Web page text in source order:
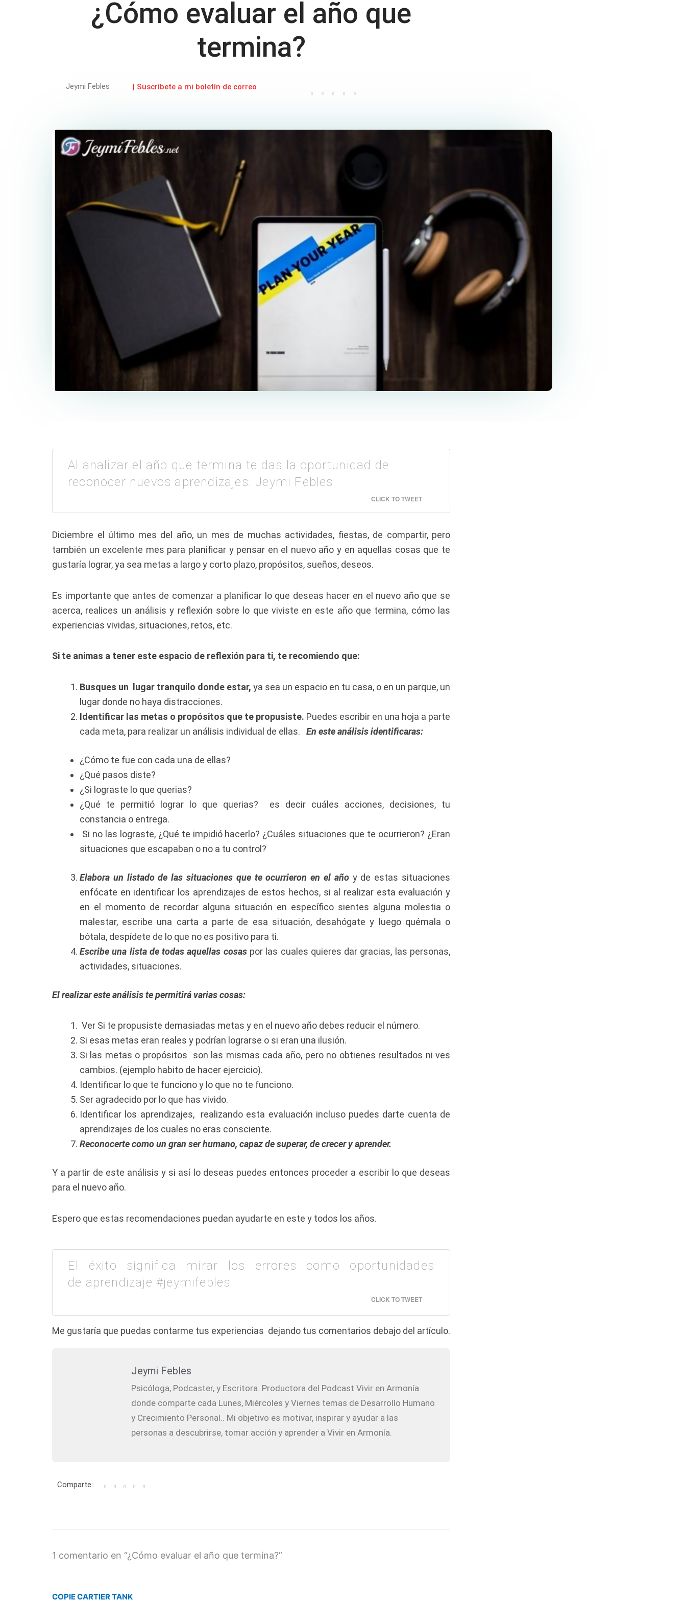
¿Cómo evaluar el año que
termina?
Jeymi Febles | Suscríbete a mi boletín de correo
Al analizar el año que termina te das la oportunidad de
reconocer nuevos aprendizajes. Jeymi Febles
CLICK TO TWEET
Diciembre el último mes del año, un mes de muchas actividades, fiestas, de compartir, pero
también un excelente mes para planificar y pensar en el nuevo año y en aquellas cosas que te
gustaría lograr, ya sea metas a largo y corto plazo, propósitos, sueños, deseos.
Es importante que antes de comenzar a planificar lo que deseas hacer en el nuevo año que se
acerca, realices un análisis y reflexión sobre lo que viviste en este año que termina, cómo las
experiencias vividas, situaciones, retos, etc.
Si te animas a tener este espacio de reflexión para ti, te recomiendo que:
Busques un lugar tranquilo donde estar, ya sea un espacio en tu casa, o en un parque, un
lugar donde no haya distracciones.
Identificar las metas o propósitos que te propusiste. Puedes escribir en una hoja a parte
cada meta, para realizar un análisis individual de ellas. En este análisis identificaras:
¿Cómo te fue con cada una de ellas?
¿Qué pasos diste?
¿Si lograste lo que querias?
¿Qué te permitió lograr lo que querias? es decir cuáles acciones, decisiones, tu
constancia o entrega.
Si no las lograste, ¿Qué te impidió hacerlo? ¿Cuáles situaciones que te ocurrieron? ¿Eran
situaciones que escapaban o no a tu control?
Elabora un listado de las situaciones que te ocurrieron en el añoy de estas situaciones
enfócate en identificar los aprendizajes de estos hechos, si al realizar esta evaluación y
en el momento de recordar alguna situación en específico sientes alguna molestia o
malestar, escribe una carta a parte de esa situación, desahógate y luego quémala o
bótala, despídete de lo que no es positivo para ti.
Escribe una lista de todas aquellas cosas por las cuales quieres dar gracias, las personas,
actividades, situaciones.
El realizar este análisis te permitirá varias cosas:
Ver Si te propusiste demasiadas metas y en el nuevo año debes reducir el número.
Si esas metas eran reales y podrían lograrse o si eran una ilusión.
Si las metas o propósitos son las mismas cada año, pero no obtienes resultados ni ves
cambios. (ejemplo habito de hacer ejercicio).
Identificar lo que te funciono y lo que no te funciono.
Ser agradecido por lo que has vivido.
Identificar los aprendizajes, realizando esta evaluación incluso puedes darte cuenta de
aprendizajes de los cuales no eras consciente.
Reconocerte como un gran ser humano, capaz de superar, de crecer y aprender.
Y a partir de este análisis y si así lo deseas puedes entonces proceder a escribir lo que deseas
para el nuevo año.
Espero que estas recomendaciones puedan ayudarte en este y todos los años.
El éxito significa mirar los errores como oportunidades
de aprendizaje #jeymifebles
CLICK TO TWEET
Me gustaría que puedas contarme tus experiencias dejando tus comentarios debajo del artículo.
Jeymi Febles
Psicóloga, Podcaster, y Escritora. Productora del Podcast Vivir en Armonía
donde comparte cada Lunes, Miércoles y Viernes temas de Desarrollo Humano
y Crecimiento Personal.. Mi objetivo es motivar, inspirar y ayudar a las
personas a descubrirse, tomar acción y aprender a Vivir en Armonía.
Comparte:
1 comentario en “¿Cómo evaluar el año que termina?”
COPIE CARTIER TANK